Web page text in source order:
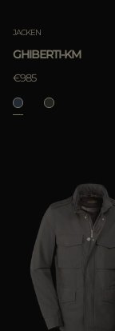
JACKEN
GHIBERTI-KM
€985